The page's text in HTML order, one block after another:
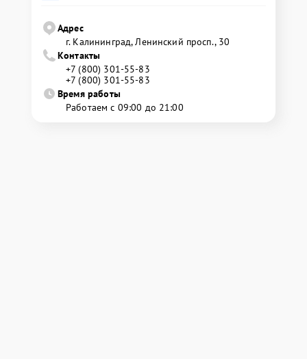
Адрес
г. Калининград, Ленинский просп., 30
Контакты
+7 (800) 301-55-83
+7 (800) 301-55-83
Время работы
Работаем с 09:00 до 21:00